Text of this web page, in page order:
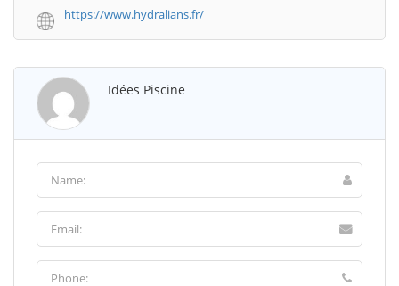
https://www.hydralians.fr/
Idées Piscine